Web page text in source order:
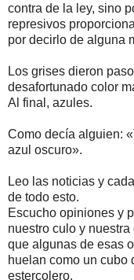
contra de la ley, sino
represivos
por decirlo de alguna
Los grises dieron
desafortunado color
Al final, azules.
Como decía alguien:
azul oscuro».
Leo las noticias y
de todo esto.
Escucho opiniones y
nuestro culo y
que algunas de esas
huelan como un cubo
estercolero.